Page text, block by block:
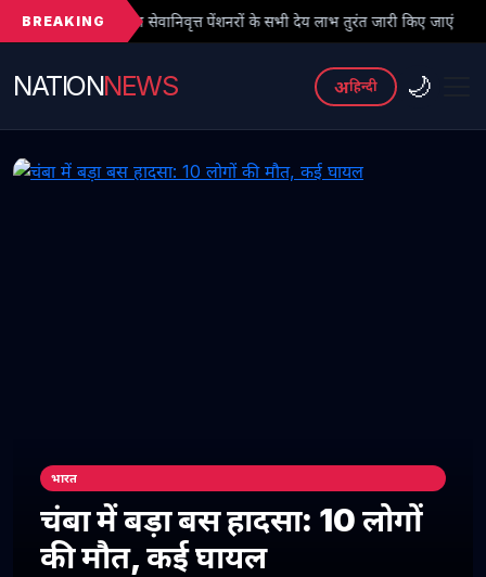
BREAKINGपेंशनरों के सभी देय लाभ तुरंत जारी किए जाएं ● फर्जी PhD
NATIONNEWS अहिन्दी 🌙
भारत
चंबा में बड़ा बस हादसा: 10 लोगों
की मौत, कई घायल